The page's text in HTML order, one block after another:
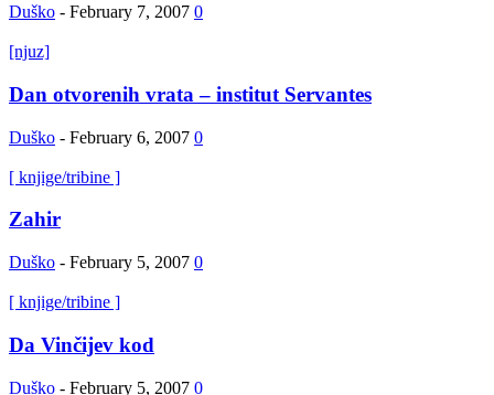
Duško - February 7, 2007 0
[njuz]
Dan otvorenih vrata – institut Servantes
Duško - February 6, 2007 0
[ knjige/tribine ]
Zahir
Duško - February 5, 2007 0
[ knjige/tribine ]
Da Vinčijev kod
Duško - February 5, 2007 0